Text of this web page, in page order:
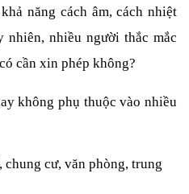
năng cách âm, cách nhiệt
có cần xin phép không?
không phụ thuộc vào nhiều
cư, văn phòng, trung